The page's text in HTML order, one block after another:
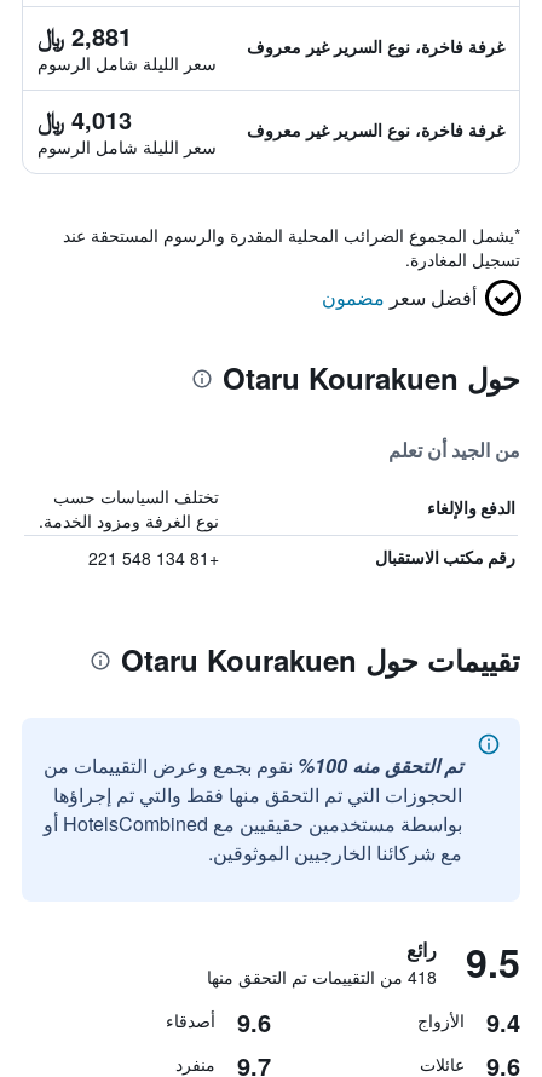
غرفة فاخرة، نوع السرير غير معروف 2,881 ﷼
سعر الليلة شامل الرسوم
غرفة فاخرة، نوع السرير غير معروف 4,013 ﷼
سعر الليلة شامل الرسوم
*يشمل المجموع الضرائب المحلية المقدرة والرسوم المستحقة عند
تسجيل المغادرة.
أفضل سعر مضمون
حول Otaru Kourakuen
من الجيد أن تعلم
الدفع والإلغاء
تختلف السياسات حسب
نوع الغرفة ومزود الخدمة.
رقم مكتب الاستقبال +81 134 548 221
تقييمات حول Otaru Kourakuen
تم التحقق منه 100%
نقوم بجمع وعرض التقييمات من
الحجوزات التي تم التحقق منها فقط والتي تم إجراؤها
بواسطة مستخدمين حقيقيين مع HotelsCombined أو
مع شركائنا الخارجيين الموثوقين.
9.5 رائع
418 من التقييمات تم التحقق منها
9.4 الأزواج 9.6 أصدقاء
9.6 عائلات 9.7 منفرد